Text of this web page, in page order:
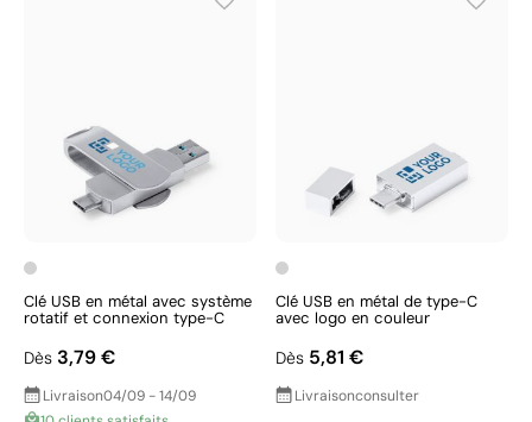
Clé USB en métal avec système
rotatif et connexion type-C
Dès 3,79 €
Livraison04/09 - 14/09
Clé USB en métal de type-C
avec logo en couleur
Dès 5,81 €
Livraisonconsulter